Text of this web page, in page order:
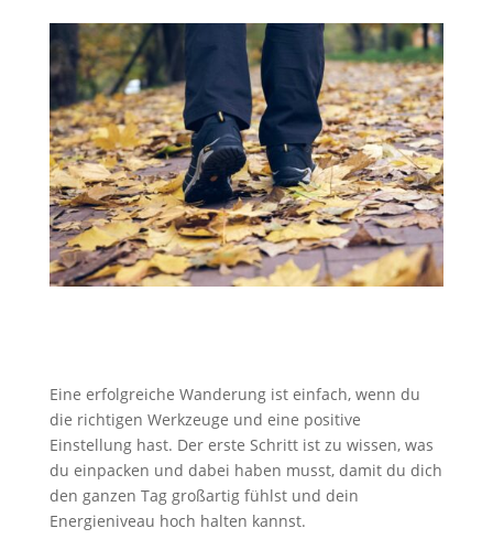
Eine erfolgreiche Wanderung ist einfach, wenn du
die richtigen Werkzeuge und eine positive
Einstellung hast. Der erste Schritt ist zu wissen, was
du einpacken und dabei haben musst, damit du dich
den ganzen Tag großartig fühlst und dein
Energieniveau hoch halten kannst.